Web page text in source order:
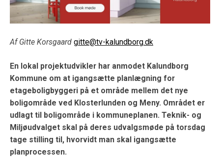
Af Gitte Korsgaard gitte@tv-kalundborg.dk
En lokal projektudvikler har anmodet Kalundborg
Kommune om at igangsætte planlægning for
etageboligbyggeri på et område mellem det nye
boligområde ved Klosterlunden og Meny. Området er
udlagt til boligområde i kommuneplanen. Teknik- og
Miljøudvalget skal på deres udvalgsmøde på torsdag
tage stilling til, hvorvidt man skal igangsætte
planprocessen.